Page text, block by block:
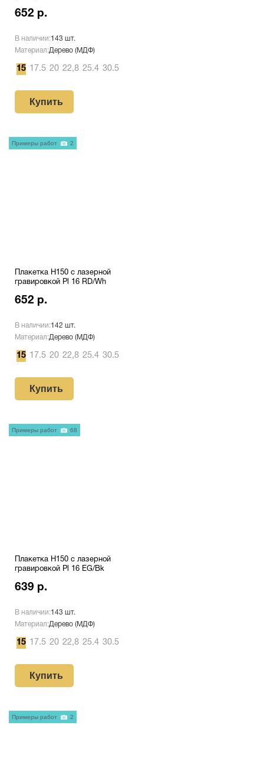
652 р.
В наличии:143 шт.
Материал:Дерево (МДФ)
15 17.5 20 22,8 25.4 30.5
Купить
Плакетка H150 с лазерной
гравировкой Pl 16 RD/Wh
652 р.
В наличии:142 шт.
Материал:Дерево (МДФ)
15 17.5 20 22,8 25.4 30.5
Купить
Примеры работ 2
Плакетка H150 с лазерной
гравировкой Pl 16 EG/Bk
639 р.
В наличии:143 шт.
Материал:Дерево (МДФ)
15 17.5 20 22,8 25.4 30.5
Купить
Примеры работ 68
Примеры работ 2